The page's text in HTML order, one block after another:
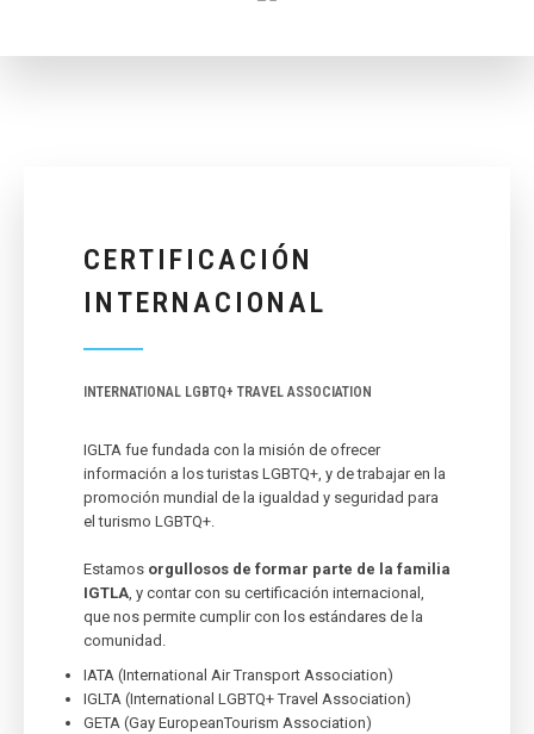
CERTIFICACIÓN
INTERNACIONAL
INTERNATIONAL LGBTQ+ TRAVEL ASSOCIATION
IGLTA fue fundada con la misión de ofrecer
información a los turistas LGBTQ+, y de trabajar en la
promoción mundial de la igualdad y seguridad para
el turismo LGBTQ+.
Estamos orgullosos de formar parte de la familia
IGTLA, y contar con su certificación internacional,
que nos permite cumplir con los estándares de la
comunidad.
IATA (International Air Transport Association)
IGLTA (International LGBTQ+ Travel Association)
GETA (Gay EuropeanTourism Association)